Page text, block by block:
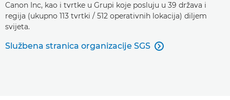
Canon Inc, kao i tvrtke u Grupi koje posluju u 39 država i
regija (ukupno 113 tvrtki / 512 operativnih lokacija) diljem
svijeta.
Službena stranica organizacije SGS 